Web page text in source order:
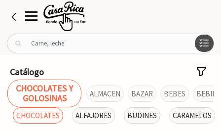
B
u
r
p
Catálogo
CHOCOLATES Y
GOLOSINAS
ALMACEN BAZAR BEBES
CHOCOLATES ALFAJORES BUDINES CARAMELOS